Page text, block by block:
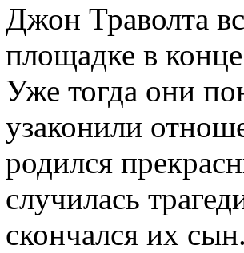
Джон Траволта
площадке в
Уже тогда они
узаконили
родился
случилась
скончался их